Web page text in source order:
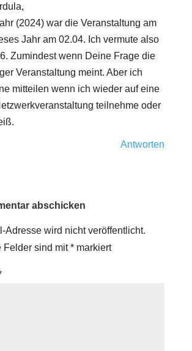
(2024) war die Veranstaltung am
Jahr am 02.04. Ich vermute also
Zumindest wenn Deine Frage die
Veranstaltung meint. Aber ich
mitteilen wenn ich wieder auf eine
teilnehme oder
Antworten
abschicken
Adresse wird nicht veröffentlicht.
Felder sind mit*markiert